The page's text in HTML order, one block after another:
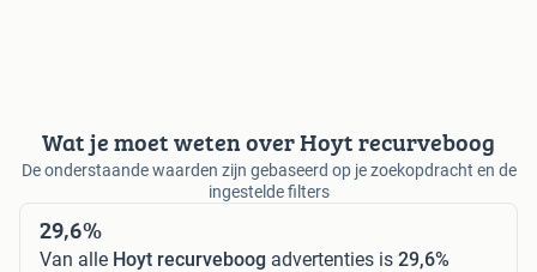
Wat je moet weten over Hoyt recurveboog
De onderstaande waarden zijn gebaseerd op je zoekopdracht en de
ingestelde filters
29,6%
Van alle Hoyt recurveboog advertenties is 29,6%